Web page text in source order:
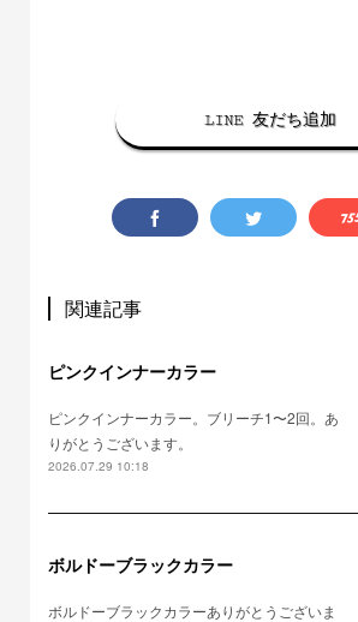
LINE 友だち追加
関連記事
ピンクインナーカラー
ピンクインナーカラー。ブリーチ1〜2回。あ
りがとうございます。
2026.07.29 10:18
ボルドーブラックカラー
ボルドーブラックカラーありがとうございま